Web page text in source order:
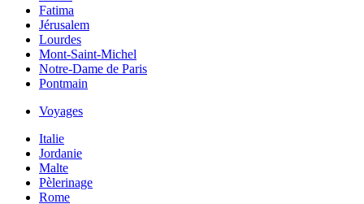
Fatima
Jérusalem
Lourdes
Mont-Saint-Michel
Notre-Dame de Paris
Pontmain
Voyages
Italie
Jordanie
Malte
Pèlerinage
Rome